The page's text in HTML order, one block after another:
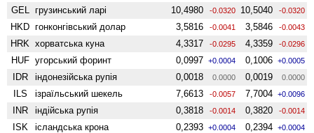
GEL грузинський ларі 10,4980 -0.0320 10,5040 -0.0320
HKD гонконгівський долар 3,5816 -0.0041 3,5846 -0.0043
HRK хорватська куна 4,3317 -0.0295 4,3359 -0.0296
HUF угорський форинт 0,0997 +0.0004 0,1006 +0.0005
IDR індонезійська рупія 0,0018 0.0000 0,0019 0.0000
ILS ізраїльський шекель 7,6613 -0.0057 7,7004 +0.0096
INR індійська рупія 0,3818 -0.0014 0,3820 -0.0014
ISK ісландська крона 0,2393 +0.0004 0,2394 +0.0004